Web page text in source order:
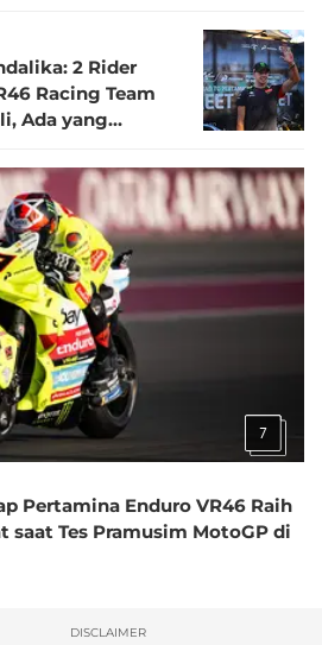
2 Rider
Racing Team
Ada yang
7
Pertamina Enduro VR46 Raih
saat Tes Pramusim MotoGP di
DISCLAIMER